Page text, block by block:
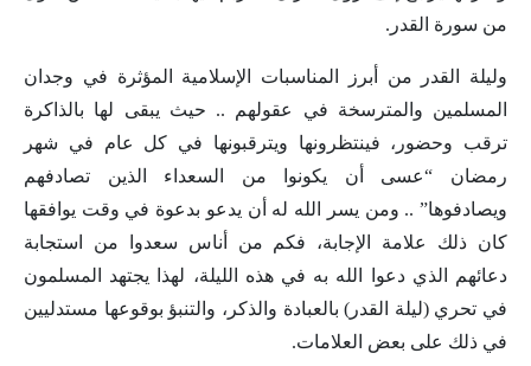
من سورة القدر.
وليلة القدر من أبرز المناسبات الإسلامية المؤثرة في وجدان
المسلمين والمترسخة في عقولهم .. حيث يبقى لها بالذاكرة
ترقب وحضور، فينتظرونها ويترقبونها في كل عام في شهر
رمضان “عسى أن يكونوا من السعداء الذين تصادفهم
ويصادفوها” .. ومن يسر الله له أن يدعو بدعوة في وقت يوافقها
كان ذلك علامة الإجابة، فكم من أناس سعدوا من استجابة
دعائهم الذي دعوا الله به في هذه الليلة، لهذا يجتهد المسلمون
في تحري (ليلة القدر) بالعبادة والذكر، والتنبؤ بوقوعها مستدليين
في ذلك على بعض العلامات.